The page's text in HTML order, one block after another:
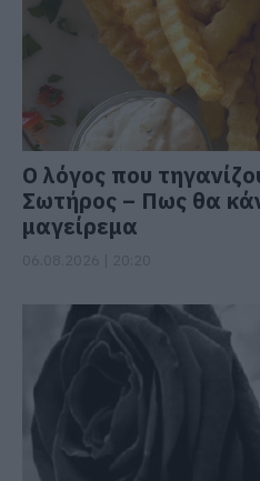
Ο λόγος που
Σωτήρος – Πως θα
μαγείρεμα